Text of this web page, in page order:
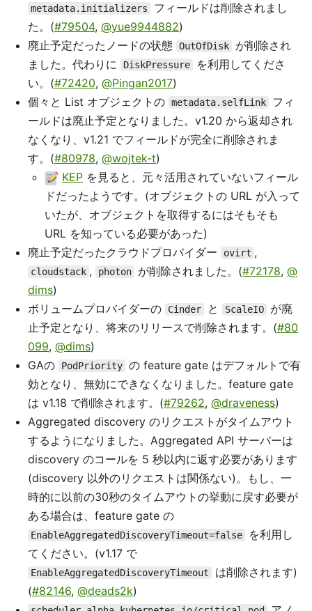
metadata.initializers
フィールドは削除されまし
た。(#79504, @yue9944882)
廃止予定だったノードの状態 OutOfDisk
が削除され
ました。代わりに
DiskPressure
を利用してくださ
い。(#72420, @Pingan2017)
個々と List オブジェクトの metadata.selfLink
フィ
ールドは廃止予定となりました。v1.20 から返却され
なくなり、v1.21 でフィールドが完全に削除されま
す。(#80978, @wojtek-t)
KEP を見ると、元々活用されていないフィール
ドだったようです。(オブジェクトの URL が入って
いたが、オブジェクトを取得するにはそもそも
URL を知っている必要があった)
廃止予定だったクラウドプロバイダー
ovirt ,
cloudstack , photon が削除されました。(#72178, @
dims)
ボリュームプロバイダーの
Cinder と ScaleIO
が廃
止予定となり、将来のリリースで削除されます。(#80
099, @dims)
GAの
PodPriority の feature gate はデフォルトで有
効となり、無効にできなくなりました。feature gate
は v1.18 で削除されます。(#79262, @draveness)
Aggregated discovery のリクエストがタイムアウト
するようになりました。Aggregated API サーバーは
discovery のコールを 5 秒以内に返す必要があります
(discovery 以外のリクエストは関係ない)。もし、一
時的に以前の30秒のタイムアウトの挙動に戻す必要が
ある場合は、feature gate の
EnableAggregatedDiscoveryTimeout=false
を利用し
てください。(v1.17 で
EnableAggregatedDiscoveryTimeout
は削除されます)
(#82146, @deads2k)